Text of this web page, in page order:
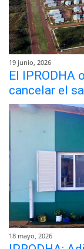
19 junio, 2026
El IPRODHA
cancelar el
18 mayo, 2026